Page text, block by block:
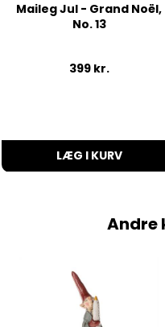
Maileg Jul - Grand Noël,
No. 13
399 kr.
LÆG I KURV
Andre